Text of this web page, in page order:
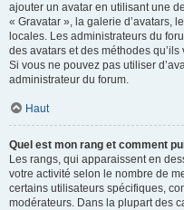
ajouter un avatar en utilisant une
« Gravatar », la galerie d’avatars,
locales. Les administrateurs du
des avatars et des méthodes
Si vous ne pouvez pas utiliser
administrateur du forum.
Haut
Quel est mon rang et comment
Les rangs, qui apparaissent en
votre activité selon le nombre de
certains utilisateurs spécifiques,
modérateurs. Dans la plupart des